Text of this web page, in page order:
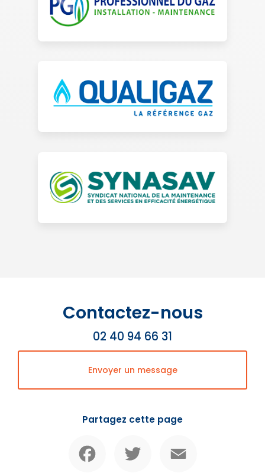
Contactez-nous
02 40 94 66 31
Envoyer un message
Partagez cette page